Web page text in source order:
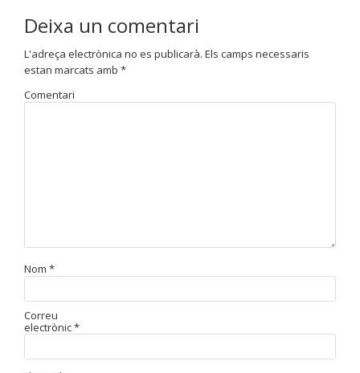
Deixa un comentari
L'adreça electrònica no es publicarà. Els camps necessaris
estan marcats amb *
Comentari
Nom *
Correu
electrònic*